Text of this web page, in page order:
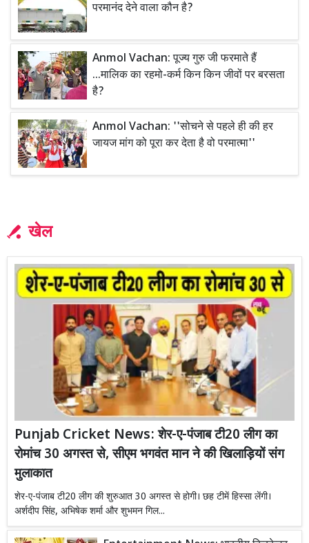
खेल
Punjab Cricket News: शेर-ए-पंजाब टी20 लीग का
रोमांच 30 अगस्त से, सीएम भगवंत मान ने की खिलाड़ियों संग
मुलाकात
शेर-ए-पंजाब टी20 लीग की शुरुआत 30 अगस्त से होगी। छह टीमें हिस्सा लेंगी।
अर्शदीप सिंह, अभिषेक शर्मा और शुभमन गिल...
परमानंद देने वाला कौन है?
Anmol Vachan: पूज्य गुरु जी फरमाते हैं
...मालिक का रहमो-कर्म किन किन जीवों पर बरसता
है?
Anmol Vachan: ''सोचने से पहले ही की हर
जायज मांग को पूरा कर देता है वो परमात्मा''